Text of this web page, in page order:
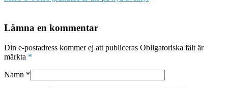
Lämna en kommentar
Din e-postadress kommer ej att publiceras Obligatoriska fält är
märkta *
Namn *